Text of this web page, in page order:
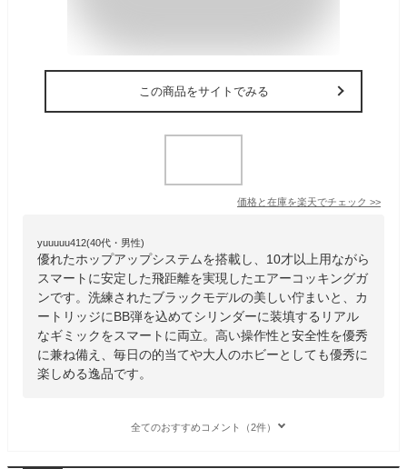
この商品をサイトでみる
価格と在庫を楽天でチェック >>
yuuuuu412(40代・男性)
優れたホップアップシステムを搭載し、10才以上用ながら
スマートに安定した飛距離を実現したエアーコッキングガ
ンです。洗練されたブラックモデルの美しい佇まいと、カ
ートリッジにBB弾を込めてシリンダーに装填するリアル
なギミックをスマートに両立。高い操作性と安全性を優秀
に兼ね備え、毎日の的当てや大人のホビーとしても優秀に
楽しめる逸品です。
全てのおすすめコメント（2件）